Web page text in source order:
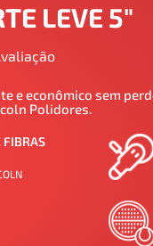
LEVE 5"​
e econômico sem
Polidores.
FIBRAS